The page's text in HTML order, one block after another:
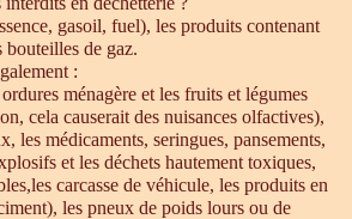
gasoil, fuel), les produits contenant
bouteilles de gaz.
:
ménagère et les fruits et légumes
cela causerait des nuisances olfactives),
les médicaments, seringues, pansements,
et les déchets hautement toxiques,
carcasse de véhicule, les produits en
les pneux de poids lours ou de